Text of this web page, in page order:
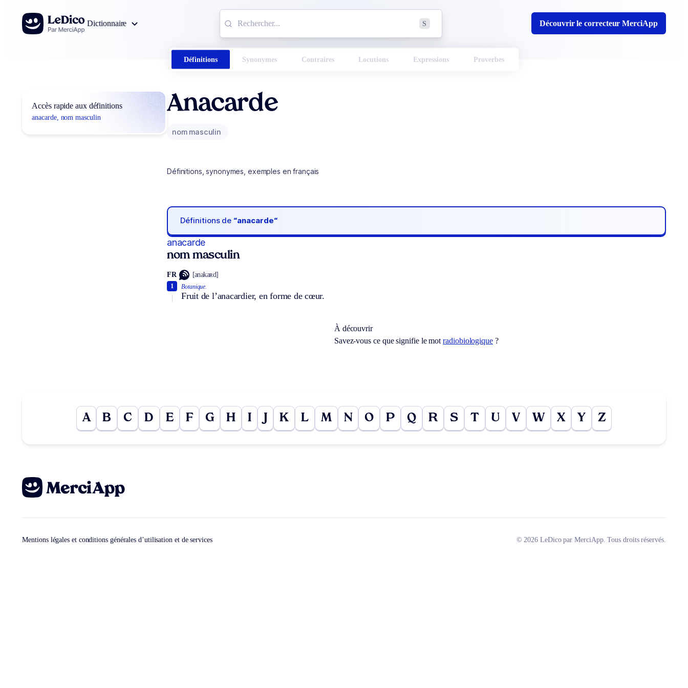
Aller au contenu
Dictionnaire
S Découvrir le correcteur MerciApp
Définitions Synonymes Contraires Locutions Expressions Proverbes
Accès rapide aux définitions
anacarde, nom masculin
Anacarde
nom masculin
Définitions, synonymes, exemples en français
Définitions de “anacarde“
anacarde
nom masculin
FR [anakaʀd]
Botanique.
Fruit de l’anacardier, en forme de cœur.
1
À découvrir
Savez-vous ce que signifie le motradiobiologique?
A B C D E F G H I K L M N O P Q R S T U V W X Y Z
Mentions légales et conditions générales d’utilisation et de services © 2026 LeDico par MerciApp. Tous droits réservés.